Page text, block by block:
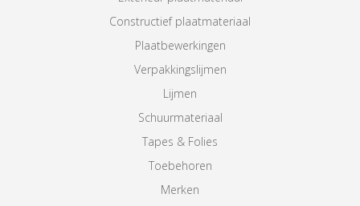
Constructief plaatmateriaal
Plaatbewerkingen
Verpakkingslijmen
Lijmen
Schuurmateriaal
Tapes & Folies
Toebehoren
Merken